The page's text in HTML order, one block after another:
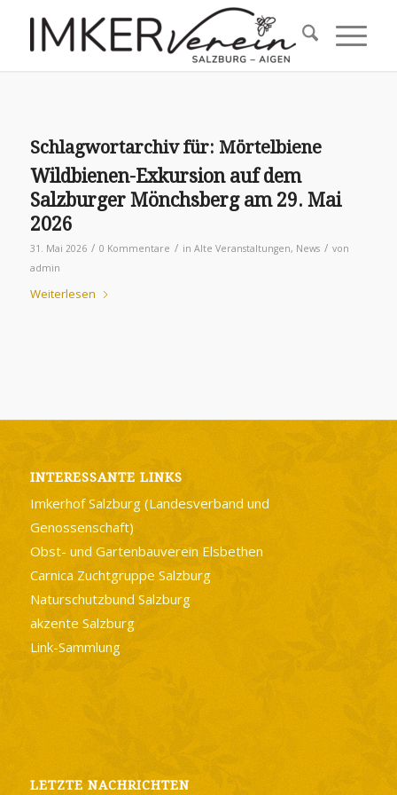
Schlagwortarchiv für: Mörtelbiene
Wildbienen-Exkursion auf dem
Salzburger Mönchsberg am 29. Mai
2026
31. Mai 2026 / 0 Kommentare / in Alte Veranstaltungen, News / von
admin
Weiterlesen
INTERESSANTE LINKS
Imkerhof Salzburg (Landesverband und
Genossenschaft)
Obst- und Gartenbauverein Elsbethen
Carnica Zuchtgruppe Salzburg
Naturschutzbund Salzburg
akzente Salzburg
Link-Sammlung
LETZTE NACHRICHTEN